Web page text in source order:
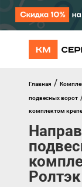
КАТАЛОГ
Уличные
Шлагбаумы
Внешняя
Главная /
подвесных ворот
комплектом